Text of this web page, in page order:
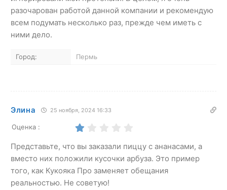
разочарован работой данной компании и рекомендую
всем подумать несколько раз, прежде чем иметь с
ними дело.
Город: Пермь
Элина 25 ноября, 2024 16:33
Оценка :
Представьте, что вы заказали пиццу с ананасами, а
вместо них положили кусочки арбуза. Это пример
того, как Кукояка Про заменяет обещания
реальностью. Не советую!